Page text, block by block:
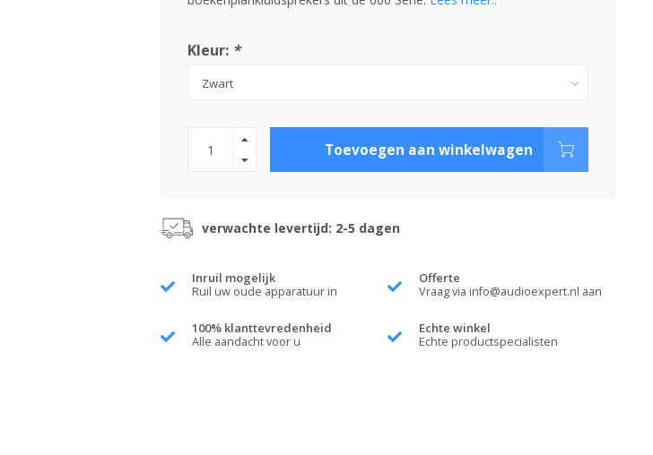
Kleur: *
Toevoegen aan winkelwagen
verwachte levertijd: 2-5 dagen
Inruil mogelijk
Ruil uw oude apparatuur in
Offerte
Vraag via info@audioexpert.nl aan
100% klanttevredenheid
Alle aandacht voor u
Echte winkel
Echte productspecialisten